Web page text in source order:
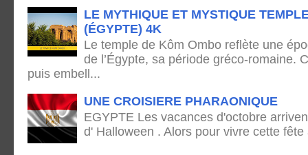
LE MYTHIQUE ET MYSTIQUE
(ÉGYPTE) 4K
Le temple de Kôm Ombo reflète une
de l’Égypte, sa période gréco-romaine.
puis embell...
UNE CROISIERE PHARAONIQUE
EGYPTE Les vacances d'octobre
d' Halloween . Alors pour vivre cette